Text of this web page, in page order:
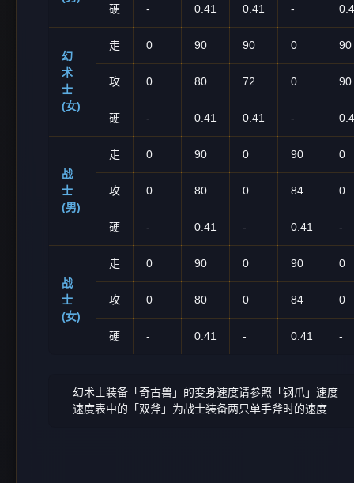
硬
- 0.41 0.41 -
幻
术
士
(女)
走 0 90 90 0 90
攻 0 80 72 0 90
硬 - 0.41 0.41 -
战
士
(男)
走 0 90 0 90 0
攻 0 80 0 84 0
硬 - 0.41 - 0.41 -
战
士
(女)
走 0 90 0 90 0
攻 0 80 0 84 0
硬 - 0.41 - 0.41 -
幻术士装备「奇古兽」的变身速度请参照「钢爪」速度
速度表中的「双斧」为战士装备两只单手斧时的速度